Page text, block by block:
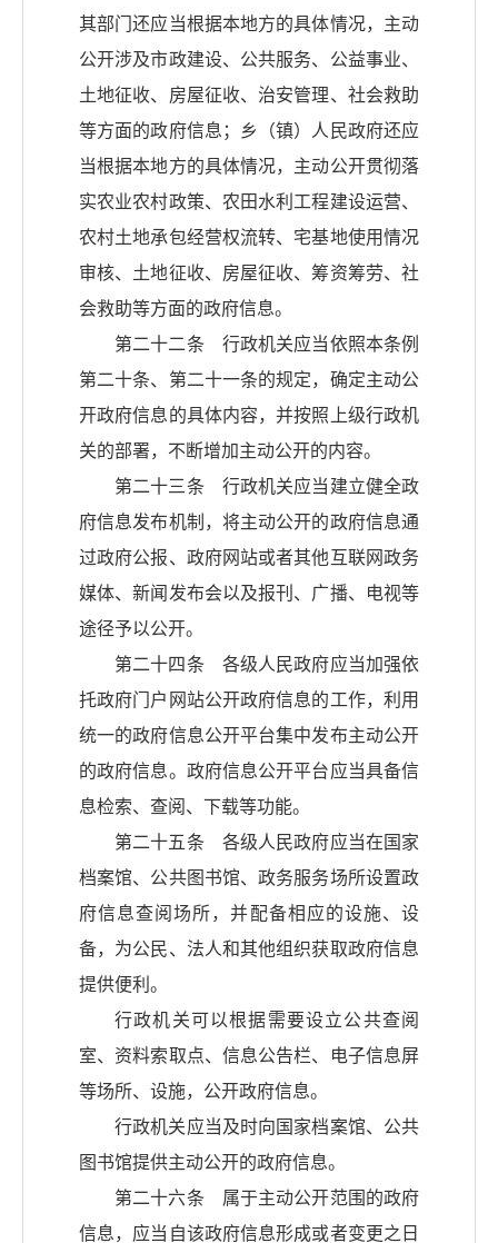
其部门还应当根据本地方的具体情况，主动
公开涉及市政建设、公共服务、公益事业、
土地征收、房屋征收、治安管理、社会救助
等方面的政府信息；乡（镇）人民政府还应
当根据本地方的具体情况，主动公开贯彻落
实农业农村政策、农田水利工程建设运营、
农村土地承包经营权流转、宅基地使用情况
审核、土地征收、房屋征收、筹资筹劳、社
会救助等方面的政府信息。
第二十二条 行政机关应当依照本条例
第二十条、第二十一条的规定，确定主动公
开政府信息的具体内容，并按照上级行政机
关的部署，不断增加主动公开的内容。
第二十三条 行政机关应当建立健全政
府信息发布机制，将主动公开的政府信息通
过政府公报、政府网站或者其他互联网政务
媒体、新闻发布会以及报刊、广播、电视等
途径予以公开。
第二十四条 各级人民政府应当加强依
托政府门户网站公开政府信息的工作，利用
统一的政府信息公开平台集中发布主动公开
的政府信息。政府信息公开平台应当具备信
息检索、查阅、下载等功能。
第二十五条 各级人民政府应当在国家
档案馆、公共图书馆、政务服务场所设置政
府信息查阅场所，并配备相应的设施、设
备，为公民、法人和其他组织获取政府信息
提供便利。
行政机关可以根据需要设立公共查阅
室、资料索取点、信息公告栏、电子信息屏
等场所、设施，公开政府信息。
行政机关应当及时向国家档案馆、公共
图书馆提供主动公开的政府信息。
第二十六条 属于主动公开范围的政府
信息，应当自该政府信息形成或者变更之日